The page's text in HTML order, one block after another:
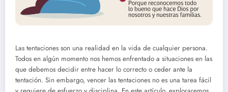
Las tentaciones son una realidad en la vida de cualquier persona.
Todos en algún momento nos hemos enfrentado a situaciones en las
que debemos decidir entre hacer lo correcto o ceder ante la
tentación. Sin embargo, vencer las tentaciones no es una tarea fácil